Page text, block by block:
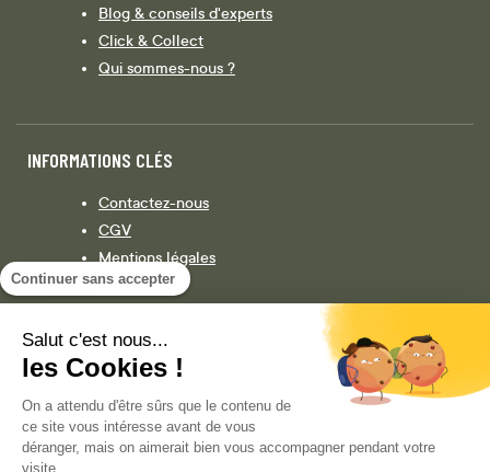
Continuer sans accepter
Salut c'est nous...
les Cookies !
On a attendu d'être sûrs que le contenu de
ce site vous intéresse avant de vous
déranger, mais on aimerait bien vous accompagner pendant votre
visite...
Blog & conseils d'experts
Click & Collect
Qui sommes-nous ?
INFORMATIONS CLÉS
Contactez-nous
CGV
Mentions légales
Législation
Facebook Instagram